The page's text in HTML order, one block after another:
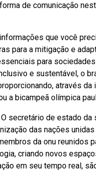
de comunicação
que você
para a mitigação e
para
e sustentável, o
através
a bicampeã olímpica
secretário de estado
das nações
da onu reunidos
criando novos
em seu tempo real,